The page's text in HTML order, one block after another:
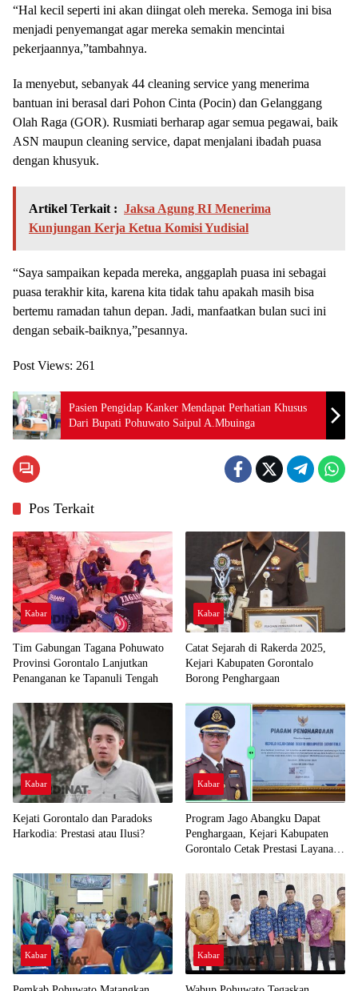
“Hal kecil seperti ini akan diingat oleh mereka. Semoga ini bisa
menjadi penyemangat agar mereka semakin mencintai
pekerjaannya,”tambahnya.
Ia menyebut, sebanyak 44 cleaning service yang menerima
bantuan ini berasal dari Pohon Cinta (Pocin) dan Gelanggang
Olah Raga (GOR). Rusmiati berharap agar semua pegawai, baik
ASN maupun cleaning service, dapat menjalani ibadah puasa
dengan khusyuk.
Artikel Terkait : Jaksa Agung RI Menerima
Kunjungan Kerja Ketua Komisi Yudisial
“Saya sampaikan kepada mereka, anggaplah puasa ini sebagai
puasa terakhir kita, karena kita tidak tahu apakah masih bisa
bertemu ramadan tahun depan. Jadi, manfaatkan bulan suci ini
dengan sebaik-baiknya,”pesannya.
Post Views: 261
Pasien Pengidap Kanker Mendapat Perhatian Khusus
Dari Bupati Pohuwato Saipul A.Mbuinga
Pos Terkait
Kabar
Tim Gabungan Tagana Pohuwato
Provinsi Gorontalo Lanjutkan
Penanganan ke Tapanuli Tengah
Kabar
Catat Sejarah di Rakerda 2025,
Kejari Kabupaten Gorontalo
Borong Penghargaan
Kabar
Kejati Gorontalo dan Paradoks
Harkodia: Prestasi atau Ilusi?
Kabar
Program Jago Abangku Dapat
Penghargaan, Kejari Kabupaten
Gorontalo Cetak Prestasi Layanan
Kabar Kabar